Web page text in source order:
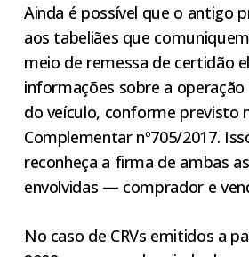
Ainda é possível que o antigo
aos tabeliães que
meio de remessa de certidão
informações sobre a
do veículo, conforme previsto
Complementar nº705/2017.
reconheça a firma de ambas
envolvidas — comprador e
No caso de CRVs emitidos a